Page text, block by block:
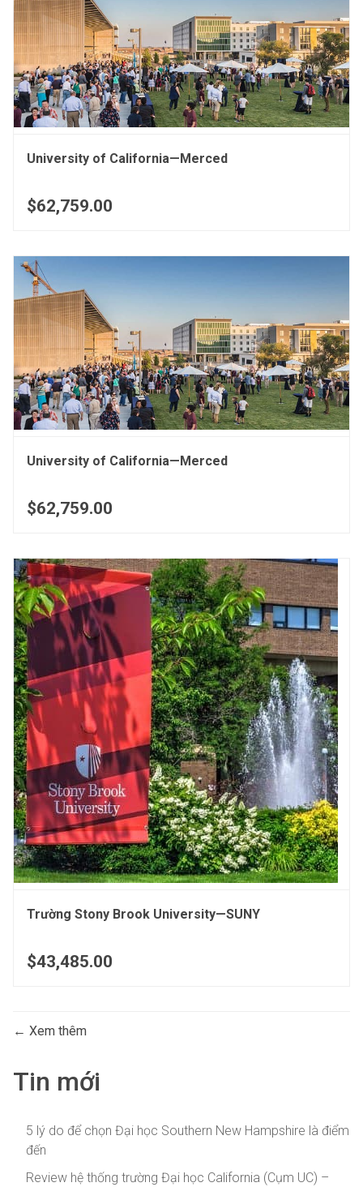
University of California—Merced
$62,759.00
University of California—Merced
$62,759.00
Trường Stony Brook University—SUNY
$43,485.00
Xem thêm
Tin mới
5 lý do để chọn Đại học Southern New Hampshire là điểm
đến
Review hệ thống trường Đại học California (Cụm UC) –